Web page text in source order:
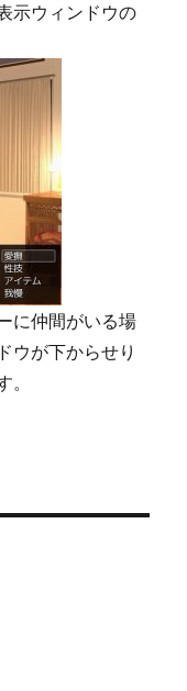
示ウィンドウの
に仲間がいる場
ウが下からせり